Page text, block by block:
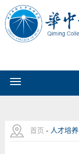
首页 - 人才培养